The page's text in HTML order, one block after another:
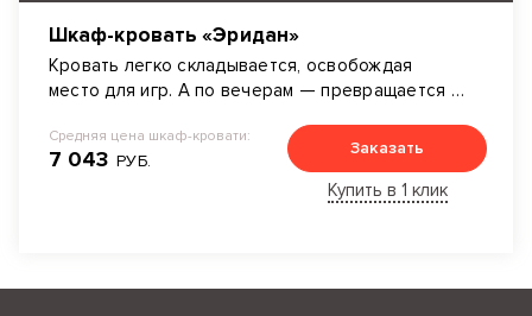
Шкаф-кровать «Эридан»
Кровать легко складывается, освобождая
место для игр. А по вечерам — превращается в
Средняя цена шкаф-кровати:
7 043 РУБ.
Заказать
Купить в 1 клик